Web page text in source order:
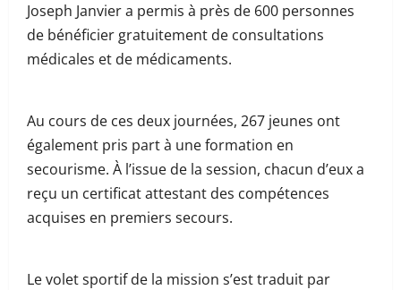
Joseph Janvier a permis à près de 600 personnes
de bénéficier gratuitement de consultations
médicales et de médicaments.
Au cours de ces deux journées, 267 jeunes ont
également pris part à une formation en
secourisme. À l’issue de la session, chacun d’eux a
reçu un certificat attestant des compétences
acquises en premiers secours.
Le volet sportif de la mission s’est traduit par